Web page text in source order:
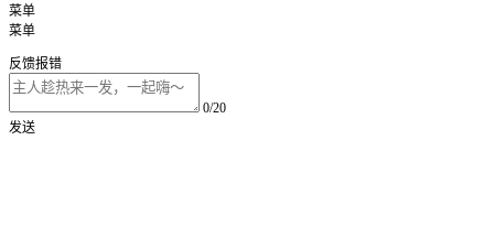
菜单
菜单
反馈报错
0/20
发送